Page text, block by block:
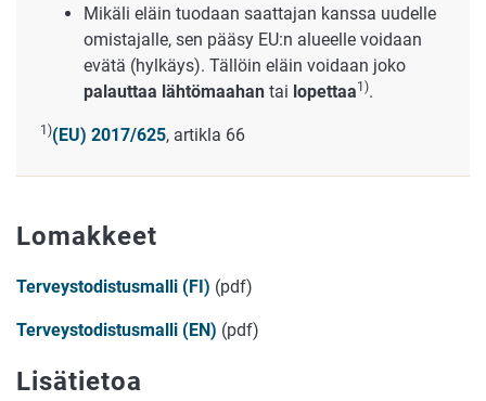
Mikäli eläin tuodaan saattajan kanssa uudelle
omistajalle, sen pääsy EU:n alueelle voidaan
evätä (hylkäys). Tällöin eläin voidaan joko
palauttaa lähtömaahan tai lopettaa1).
1)(EU) 2017/625, artikla 66
Lomakkeet
Terveystodistusmalli (FI) (pdf)
Terveystodistusmalli (EN) (pdf)
Lisätietoa